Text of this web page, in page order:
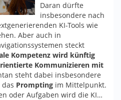
Daran dürfte
insbesondere nach
KI-Tools wie
Aber auch in
steckt
Kompetenz wird künftig
Kommunizieren mit
steht dabei insbesondere
Prompting im Mittelpunkt.
oder Aufgaben wird die KI…